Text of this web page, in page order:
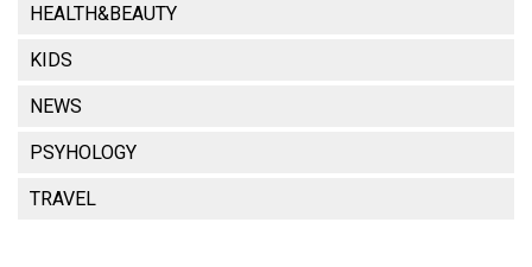
HEALTH&BEAUTY
KIDS
NEWS
PSYHOLOGY
TRAVEL